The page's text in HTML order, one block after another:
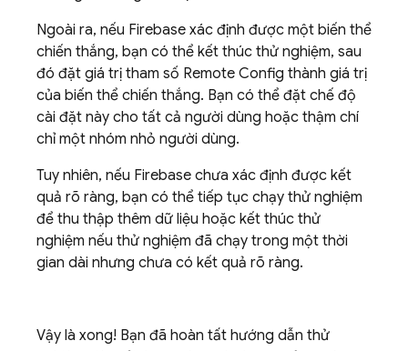
Ngoài ra, nếu Firebase xác định được một biến thể
chiến thắng, bạn có thể kết thúc thử nghiệm, sau
đó đặt giá trị tham số Remote Config thành giá trị
của biến thể chiến thắng. Bạn có thể đặt chế độ
cài đặt này cho tất cả người dùng hoặc thậm chí
chỉ một nhóm nhỏ người dùng.
Tuy nhiên, nếu Firebase chưa xác định được kết
quả rõ ràng, bạn có thể tiếp tục chạy thử nghiệm
để thu thập thêm dữ liệu hoặc kết thúc thử
nghiệm nếu thử nghiệm đã chạy trong một thời
gian dài nhưng chưa có kết quả rõ ràng.
Vậy là xong! Bạn đã hoàn tất hướng dẫn thử